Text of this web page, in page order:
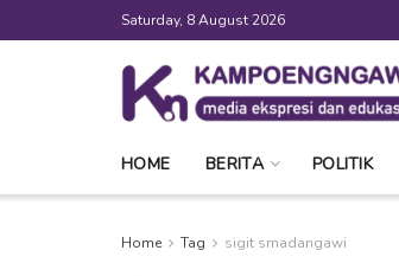
Saturday, 8 August 2026
HOME BERITA POLITIK
Home Tag sigit smadangawi